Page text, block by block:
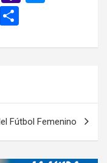
m
ail
o
ail
n
m
tir
Fútbol Femenino